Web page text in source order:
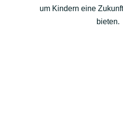
um Kindern eine
bieten.